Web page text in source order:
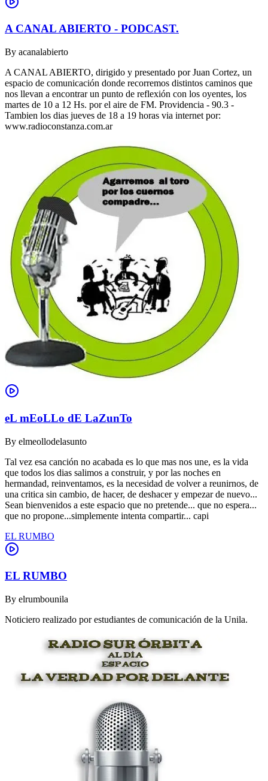
A CANAL ABIERTO - PODCAST.
By acanalabierto
A CANAL ABIERTO, dirigido y presentado por Juan Cortez, un
espacio de comunicación donde recorremos distintos caminos que
nos llevan a encontrar un punto de reflexión con los oyentes, los
martes de 10 a 12 Hs. por el aire de FM. Providencia - 90.3 -
Tambien los dias jueves de 18 a 19 horas via internet por:
www.radioconstanza.com.ar
eL mEoLLo dE LaZunTo
By elmeollodelasunto
Tal vez esa canción no acabada es lo que mas nos une, es la vida
que todos los dias salimos a construir, y por las noches en
hermandad, reinventamos, es la necesidad de volver a reunirnos, de
una critica sin cambio, de hacer, de deshacer y empezar de nuevo...
Sean bienvenidos a este espacio que no pretende... que no espera...
que no propone...simplemente intenta compartir... capi
EL RUMBO
EL RUMBO
By elrumbounila
Noticiero realizado por estudiantes de comunicación de la Unila.